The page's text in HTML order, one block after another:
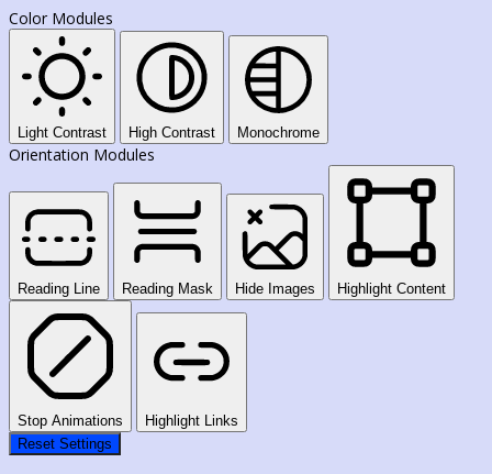
Color Modules
Light Contrast High Contrast Monochrome
Orientation Modules
Reading Line Reading Mask Hide Images Highlight Content
Stop Animations
Highlight Links
Reset Settings